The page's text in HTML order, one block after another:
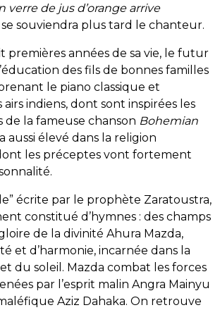
verre de jus d’orange arrive
se souviendra plus tard le chanteur.
premières années de sa vie, le futur
des fils de bonnes familles
le piano classique et
indiens, dont sont inspirées les
de la fameuse chanson Bohemian
aussi élevé dans la religion
les préceptes vont fortement
écrite par le prophète Zaratoustra,
constitué d’hymnes : des champs
de la divinité Ahura Mazda,
et d’harmonie, incarnée dans la
du soleil. Mazda combat les forces
par l’esprit malin Angra Mainyu
Aziz Dahaka. On retrouve